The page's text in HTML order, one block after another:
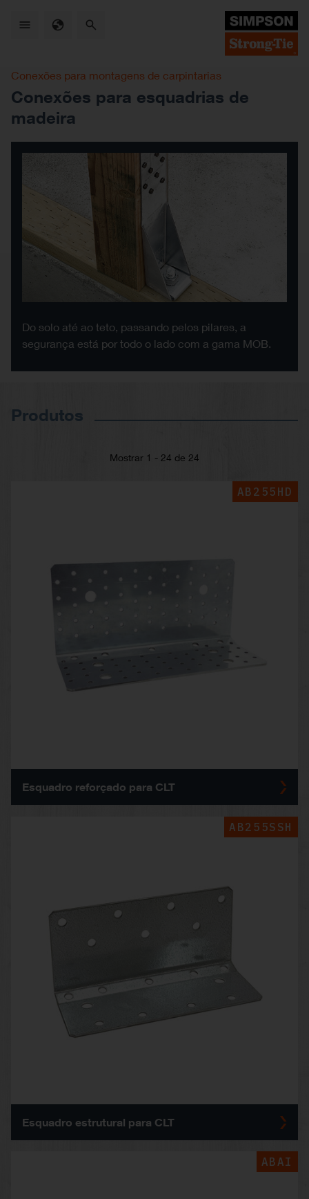
Conexões para montagens de carpintarias
Conexões para esquadrias de
madeira
Do solo até ao teto, passando pelos pilares, a
segurança está por todo o lado com a gama MOB.
Produtos
Mostrar 1 - 24 de 24
AB255HD
Esquadro reforçado para CLT
AB255SSH
Esquadro estrutural para CLT
ABAI